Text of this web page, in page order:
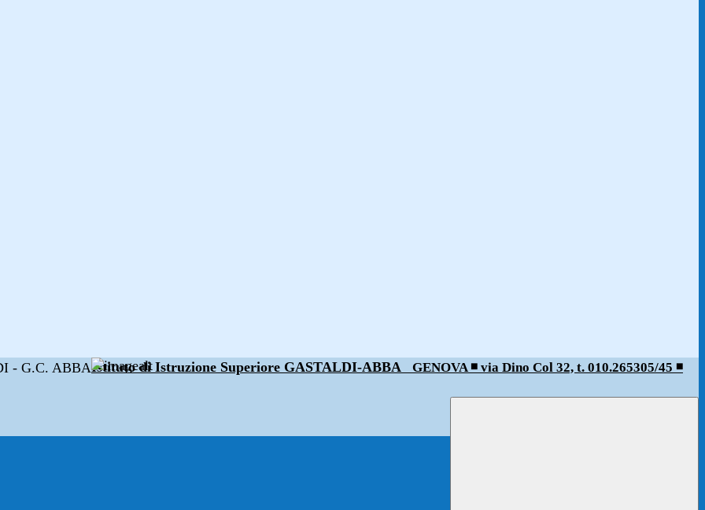
Istituto di Istruzione Superiore GASTALDI-ABBA
GENOVA ◾️ via Dino Col 32, t. 010.265305/45 ◾️